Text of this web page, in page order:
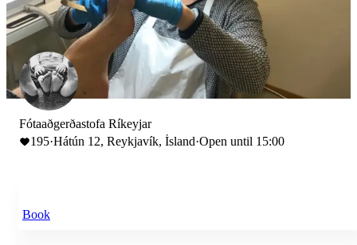
Fótaaðgerðastofa Ríkeyjar
195·Hátún 12, Reykjavík, Ísland·Open until 15:00
Book